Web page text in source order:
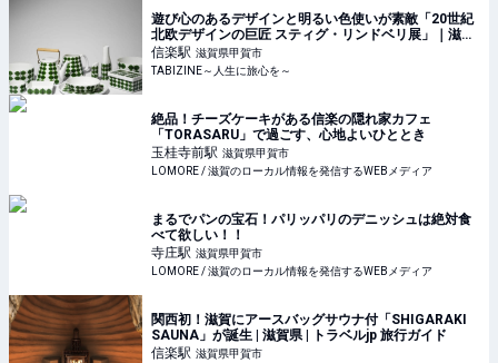
遊び心のあるデザインと明るい色使いが素敵「20世紀
北欧デザインの巨匠 スティグ・リンドベリ展」｜滋賀
県立陶芸の森 陶芸館 | TABIZINE～人生に旅心を～
信楽駅 滋賀県甲賀市
TABIZINE～人生に旅心を～
絶品！チーズケーキがある信楽の隠れ家カフェ
「TORASARU」で過ごす、心地よいひととき
玉桂寺前駅 滋賀県甲賀市
LOMORE / 滋賀のローカル情報を発信するWEBメディア
まるでパンの宝石！パリッパリのデニッシュは絶対食
べて欲しい！！
寺庄駅 滋賀県甲賀市
LOMORE / 滋賀のローカル情報を発信するWEBメディア
関西初！滋賀にアースバッグサウナ付「SHIGARAKI
SAUNA」が誕生 | 滋賀県 | トラベルjp 旅行ガイド
信楽駅 滋賀県甲賀市